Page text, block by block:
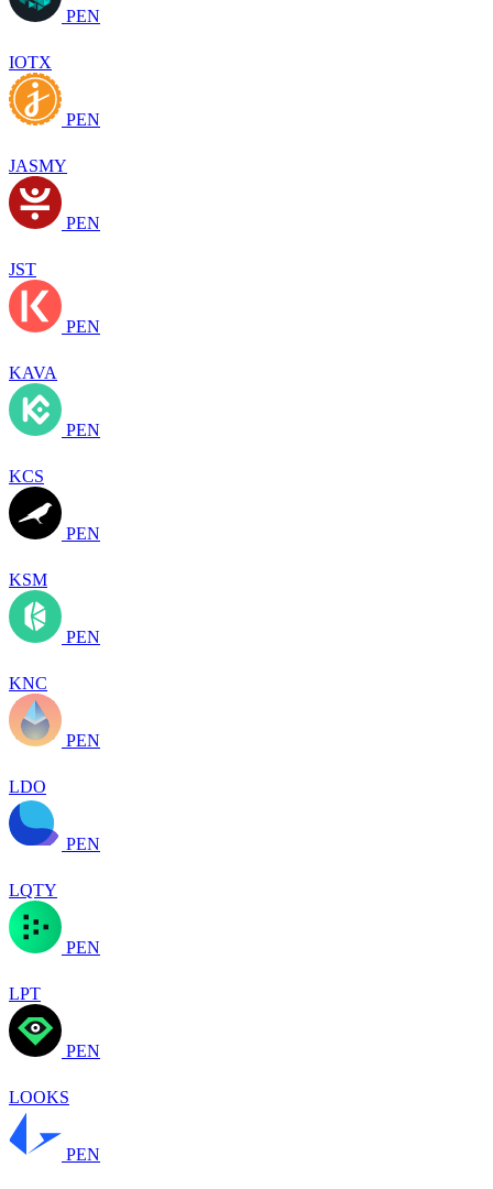
PEN
IOTX
PEN
JASMY
PEN
JST
PEN
KAVA
PEN
KCS
PEN
KSM
PEN
KNC
PEN
LDO
PEN
LQTY
PEN
LPT
PEN
LOOKS
PEN